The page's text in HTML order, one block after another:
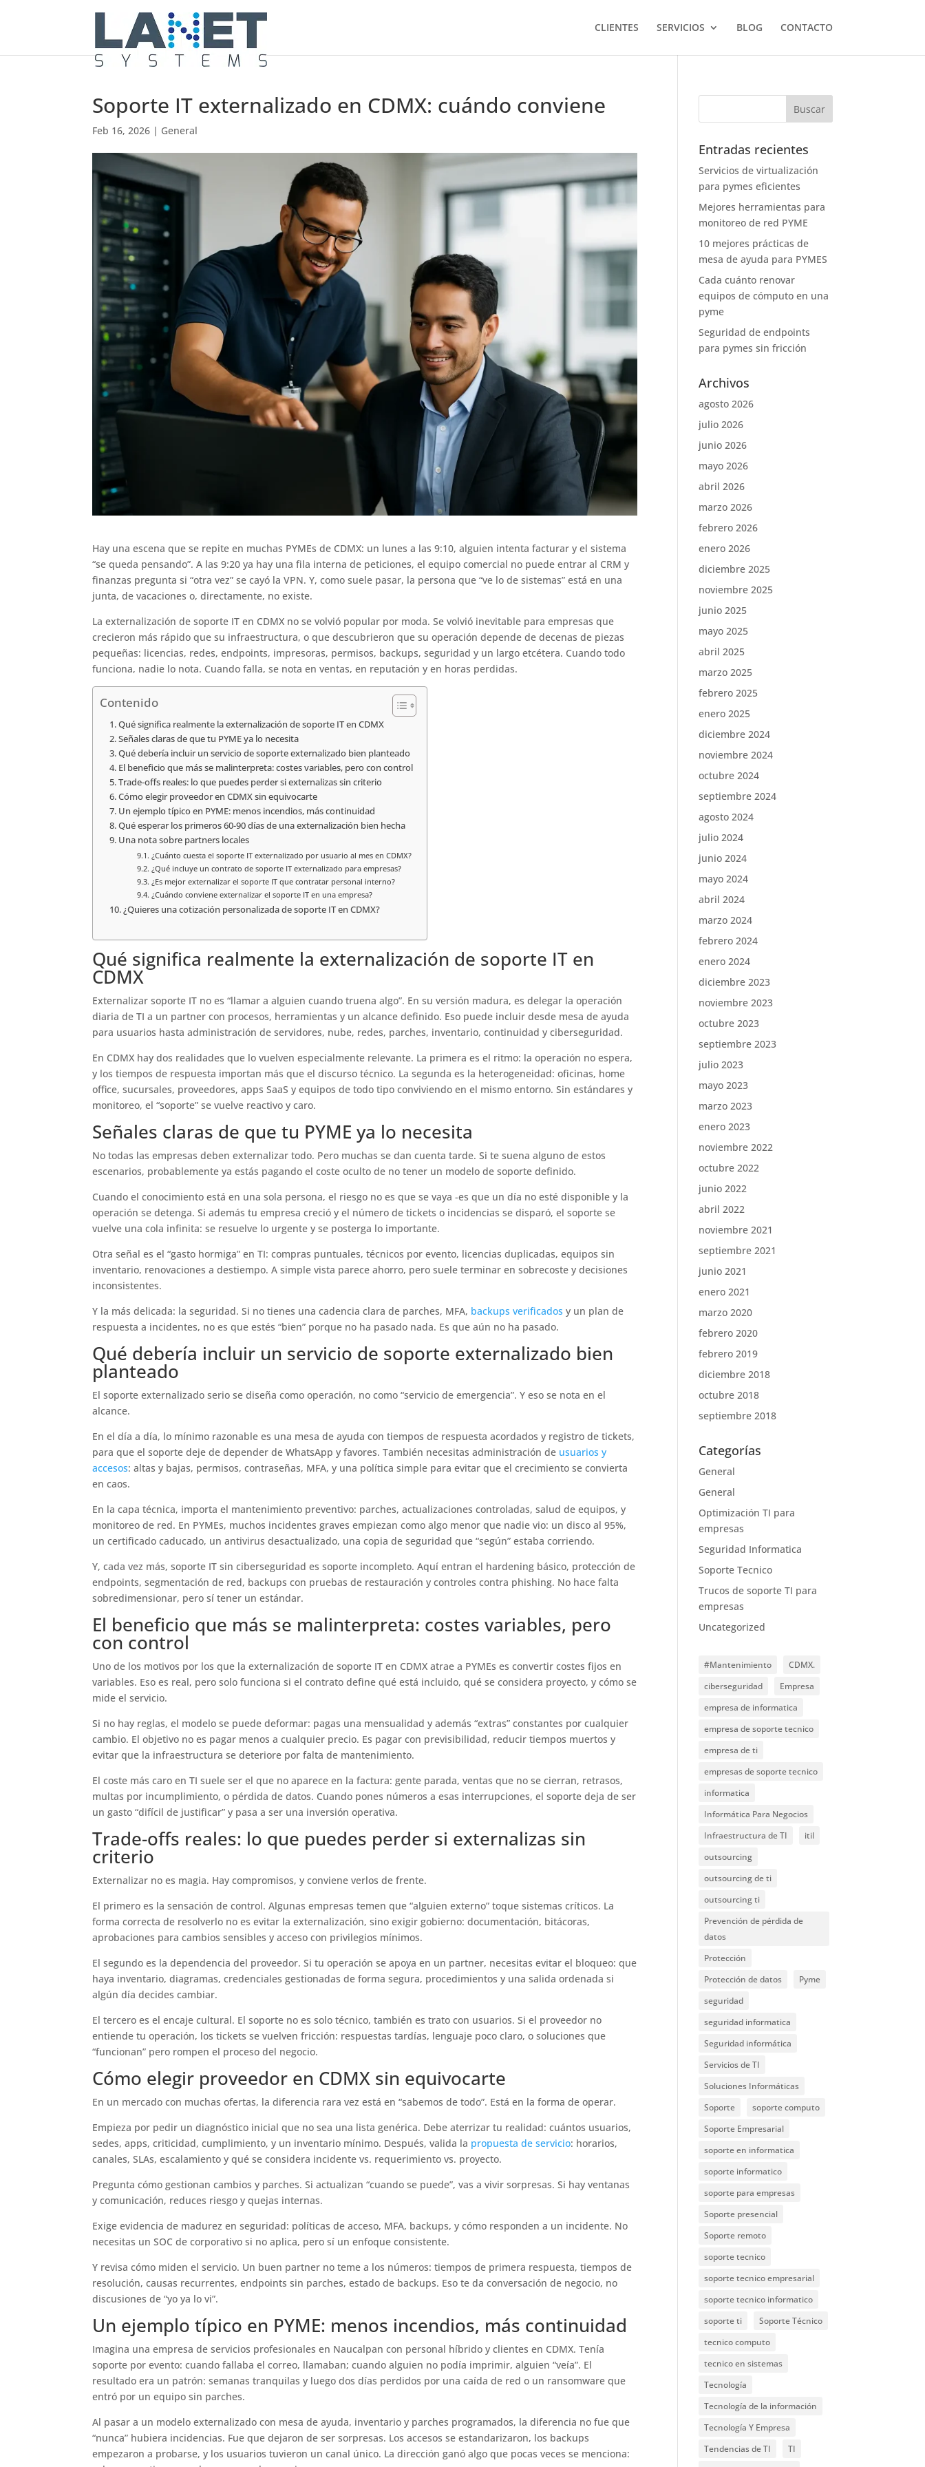
CLIENTES SERVICIOS BLOG CONTACTO
Soporte IT externalizado en CDMX: cuándo conviene
Feb 16, 2026 | General
Hay una escena que se repite en muchas PYMEs de CDMX: un lunes a las 9:10, alguien intenta facturar y el sistema
“se queda pensando”. A las 9:20 ya hay una fila interna de peticiones, el equipo comercial no puede entrar al CRM y
finanzas pregunta si “otra vez” se cayó la VPN. Y, como suele pasar, la persona que “ve lo de sistemas” está en una
junta, de vacaciones o, directamente, no existe.
La externalización de soporte IT en CDMX no se volvió popular por moda. Se volvió inevitable para empresas que
crecieron más rápido que su infraestructura, o que descubrieron que su operación depende de decenas de piezas
pequeñas: licencias, redes, endpoints, impresoras, permisos, backups, seguridad y un largo etcétera. Cuando todo
funciona, nadie lo nota. Cuando falla, se nota en ventas, en reputación y en horas perdidas.
Contenido
Qué significa realmente la externalización de soporte IT en CDMX
Señales claras de que tu PYME ya lo necesita
Qué debería incluir un servicio de soporte externalizado bien planteado
El beneficio que más se malinterpreta: costes variables, pero con control
Trade-offs reales: lo que puedes perder si externalizas sin criterio
Cómo elegir proveedor en CDMX sin equivocarte
Un ejemplo típico en PYME: menos incendios, más continuidad
Qué esperar los primeros 60-90 días de una externalización bien hecha
Una nota sobre partners locales
¿Cuánto cuesta el soporte IT externalizado por usuario al mes en CDMX?
¿Qué incluye un contrato de soporte IT externalizado para empresas?
¿Es mejor externalizar el soporte IT que contratar personal interno?
¿Cuándo conviene externalizar el soporte IT en una empresa?
¿Quieres una cotización personalizada de soporte IT en CDMX?
Qué significa realmente la externalización de soporte IT en
CDMX
Externalizar soporte IT no es “llamar a alguien cuando truena algo”. En su versión madura, es delegar la operación
diaria de TI a un partner con procesos, herramientas y un alcance definido. Eso puede incluir desde mesa de ayuda
para usuarios hasta administración de servidores, nube, redes, parches, inventario, continuidad y ciberseguridad.
En CDMX hay dos realidades que lo vuelven especialmente relevante. La primera es el ritmo: la operación no espera,
y los tiempos de respuesta importan más que el discurso técnico. La segunda es la heterogeneidad: oficinas, home
office, sucursales, proveedores, apps SaaS y equipos de todo tipo conviviendo en el mismo entorno. Sin estándares y
monitoreo, el “soporte” se vuelve reactivo y caro.
Señales claras de que tu PYME ya lo necesita
No todas las empresas deben externalizar todo. Pero muchas se dan cuenta tarde. Si te suena alguno de estos
escenarios, probablemente ya estás pagando el coste oculto de no tener un modelo de soporte definido.
Cuando el conocimiento está en una sola persona, el riesgo no es que se vaya -es que un día no esté disponible y la
operación se detenga. Si además tu empresa creció y el número de tickets o incidencias se disparó, el soporte se
vuelve una cola infinita: se resuelve lo urgente y se posterga lo importante.
Otra señal es el “gasto hormiga” en TI: compras puntuales, técnicos por evento, licencias duplicadas, equipos sin
inventario, renovaciones a destiempo. A simple vista parece ahorro, pero suele terminar en sobrecoste y decisiones
inconsistentes.
Y la más delicada: la seguridad. Si no tienes una cadencia clara de parches, MFA, backups verificados y un plan de
respuesta a incidentes, no es que estés “bien” porque no ha pasado nada. Es que aún no ha pasado.
Qué debería incluir un servicio de soporte externalizado bien
planteado
El soporte externalizado serio se diseña como operación, no como “servicio de emergencia”. Y eso se nota en el
alcance.
En el día a día, lo mínimo razonable es una mesa de ayuda con tiempos de respuesta acordados y registro de tickets,
para que el soporte deje de depender de WhatsApp y favores. También necesitas administración de usuarios y
accesos: altas y bajas, permisos, contraseñas, MFA, y una política simple para evitar que el crecimiento se convierta
en caos.
En la capa técnica, importa el mantenimiento preventivo: parches, actualizaciones controladas, salud de equipos, y
monitoreo de red. En PYMEs, muchos incidentes graves empiezan como algo menor que nadie vio: un disco al 95%,
un certificado caducado, un antivirus desactualizado, una copia de seguridad que “según” estaba corriendo.
Y, cada vez más, soporte IT sin ciberseguridad es soporte incompleto. Aquí entran el hardening básico, protección de
endpoints, segmentación de red, backups con pruebas de restauración y controles contra phishing. No hace falta
sobredimensionar, pero sí tener un estándar.
El beneficio que más se malinterpreta: costes variables, pero
con control
Uno de los motivos por los que la externalización de soporte IT en CDMX atrae a PYMEs es convertir costes fijos en
variables. Eso es real, pero solo funciona si el contrato define qué está incluido, qué se considera proyecto, y cómo se
mide el servicio.
Si no hay reglas, el modelo se puede deformar: pagas una mensualidad y además “extras” constantes por cualquier
cambio. El objetivo no es pagar menos a cualquier precio. Es pagar con previsibilidad, reducir tiempos muertos y
evitar que la infraestructura se deteriore por falta de mantenimiento.
El coste más caro en TI suele ser el que no aparece en la factura: gente parada, ventas que no se cierran, retrasos,
multas por incumplimiento, o pérdida de datos. Cuando pones números a esas interrupciones, el soporte deja de ser
un gasto “difícil de justificar” y pasa a ser una inversión operativa.
Trade-offs reales: lo que puedes perder si externalizas sin
criterio
Externalizar no es magia. Hay compromisos, y conviene verlos de frente.
El primero es la sensación de control. Algunas empresas temen que “alguien externo” toque sistemas críticos. La
forma correcta de resolverlo no es evitar la externalización, sino exigir gobierno: documentación, bitácoras,
aprobaciones para cambios sensibles y acceso con privilegios mínimos.
El segundo es la dependencia del proveedor. Si tu operación se apoya en un partner, necesitas evitar el bloqueo: que
haya inventario, diagramas, credenciales gestionadas de forma segura, procedimientos y una salida ordenada si
algún día decides cambiar.
El tercero es el encaje cultural. El soporte no es solo técnico, también es trato con usuarios. Si el proveedor no
entiende tu operación, los tickets se vuelven fricción: respuestas tardías, lenguaje poco claro, o soluciones que
“funcionan” pero rompen el proceso del negocio.
Cómo elegir proveedor en CDMX sin equivocarte
En un mercado con muchas ofertas, la diferencia rara vez está en “sabemos de todo”. Está en la forma de operar.
Empieza por pedir un diagnóstico inicial que no sea una lista genérica. Debe aterrizar tu realidad: cuántos usuarios,
sedes, apps, criticidad, cumplimiento, y un inventario mínimo. Después, valida la propuesta de servicio: horarios,
canales, SLAs, escalamiento y qué se considera incidente vs. requerimiento vs. proyecto.
Pregunta cómo gestionan cambios y parches. Si actualizan “cuando se puede”, vas a vivir sorpresas. Si hay ventanas
y comunicación, reduces riesgo y quejas internas.
Exige evidencia de madurez en seguridad: políticas de acceso, MFA, backups, y cómo responden a un incidente. No
necesitas un SOC de corporativo si no aplica, pero sí un enfoque consistente.
Y revisa cómo miden el servicio. Un buen partner no teme a los números: tiempos de primera respuesta, tiempos de
resolución, causas recurrentes, endpoints sin parches, estado de backups. Eso te da conversación de negocio, no
discusiones de “yo ya lo vi”.
Un ejemplo típico en PYME: menos incendios, más continuidad
Imagina una empresa de servicios profesionales en Naucalpan con personal híbrido y clientes en CDMX. Tenía
soporte por evento: cuando fallaba el correo, llamaban; cuando alguien no podía imprimir, alguien “veía”. El
resultado era un patrón: semanas tranquilas y luego dos días perdidos por una caída de red o un ransomware que
entró por un equipo sin parches.
Al pasar a un modelo externalizado con mesa de ayuda, inventario y parches programados, la diferencia no fue que
“nunca” hubiera incidencias. Fue que dejaron de ser sorpresas. Los accesos se estandarizaron, los backups
empezaron a probarse, y los usuarios tuvieron un canal único. La dirección ganó algo que pocas veces se menciona:
Entradas recientes
Servicios de virtualización
para pymes eficientes
Mejores herramientas para
monitoreo de red PYME
10 mejores prácticas de
mesa de ayuda para PYMES
Cada cuánto renovar
equipos de cómputo en una
pyme
Seguridad de endpoints
para pymes sin fricción
Archivos
agosto 2026
julio 2026
junio 2026
mayo 2026
abril 2026
marzo 2026
febrero 2026
enero 2026
diciembre 2025
noviembre 2025
junio 2025
mayo 2025
abril 2025
marzo 2025
febrero 2025
enero 2025
diciembre 2024
noviembre 2024
octubre 2024
septiembre 2024
agosto 2024
julio 2024
junio 2024
mayo 2024
abril 2024
marzo 2024
febrero 2024
enero 2024
diciembre 2023
noviembre 2023
octubre 2023
septiembre 2023
julio 2023
mayo 2023
marzo 2023
enero 2023
noviembre 2022
octubre 2022
junio 2022
abril 2022
noviembre 2021
septiembre 2021
junio 2021
enero 2021
marzo 2020
febrero 2020
febrero 2019
diciembre 2018
octubre 2018
septiembre 2018
Categorías
General
General
Optimización TI para
empresas
Seguridad Informatica
Soporte Tecnico
Trucos de soporte TI para
empresas
Uncategorized
#Mantenimiento
CDMX.
ciberseguridad
Empresa
empresa de informatica
empresa de soporte tecnico
empresa de ti
empresas de soporte tecnico
informatica
Informática Para Negocios
Infraestructura de TI
itil
outsourcing
outsourcing de ti
outsourcing ti
Prevención de pérdida de
datos
Protección
Protección de datos
Pyme
seguridad
seguridad informatica
Seguridad informática
Servicios de TI
Soluciones Informáticas
Soporte
soporte computo
Soporte Empresarial
soporte en informatica
soporte informatico
soporte para empresas
Soporte presencial
Soporte remoto
soporte tecnico
soporte tecnico empresarial
soporte tecnico informatico
soporte ti
Soporte Técnico
tecnico computo
tecnico en sistemas
Tecnología
Tecnología de la información
Tecnología Y Empresa
Tendencias de TI
TI